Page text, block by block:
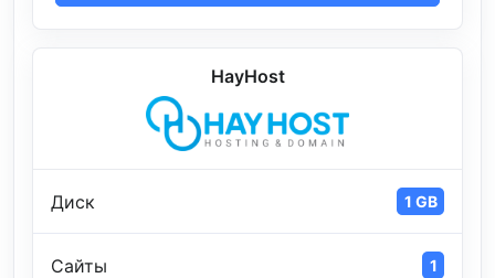
HayHost
Диск 1 GB
Сайты 1